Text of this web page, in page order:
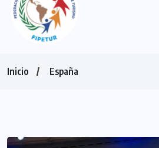
Inicio España